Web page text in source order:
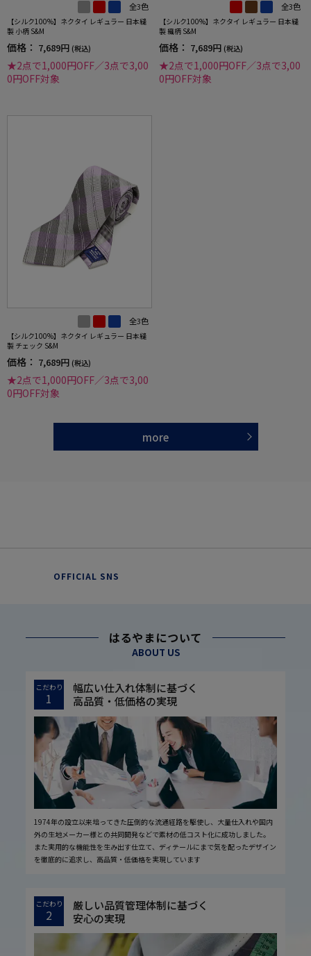
全3色
【シルク100%】ネクタイ レギュラー 日本縫
製 小柄 S&M
価格： 7,689円 (税込)
★2点で1,000円OFF／3点で3,00
0円OFF対象
全3色
【シルク100%】ネクタイ レギュラー 日本縫
製 織柄 S&M
価格： 7,689円 (税込)
★2点で1,000円OFF／3点で3,00
0円OFF対象
全3色
【シルク100%】ネクタイ レギュラー 日本縫
製 チェック S&M
価格： 7,689円 (税込)
★2点で1,000円OFF／3点で3,00
0円OFF対象
more
OFFICIAL SNS
はるやまについて
ABOUT US
こだわり
1
幅広い仕入れ体制に基づく
高品質・低価格の実現
1974年の設立以来培ってきた圧倒的な流通経路を駆使し、大量仕入れや国内
外の生地メーカー様との共同開発などで素材の低コスト化に成功しました。
また実用的な機能性を生み出す仕立て、ディテールにまで気を配ったデザイン
を徹底的に追求し、高品質・低価格を実現しています
こだわり
2
厳しい品質管理体制に基づく
安心の実現